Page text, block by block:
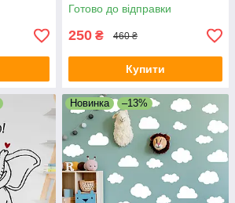
матова
Готово до відправки
250 ₴ 460 ₴
Купити
Новинка –13%